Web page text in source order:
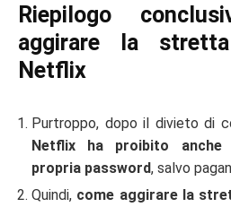
Riepilogo
aggirare la
Netflix
Purtroppo, dopo il divieto di
Netflix ha proibito anche
propria password, salvo
Quindi, come aggirare la